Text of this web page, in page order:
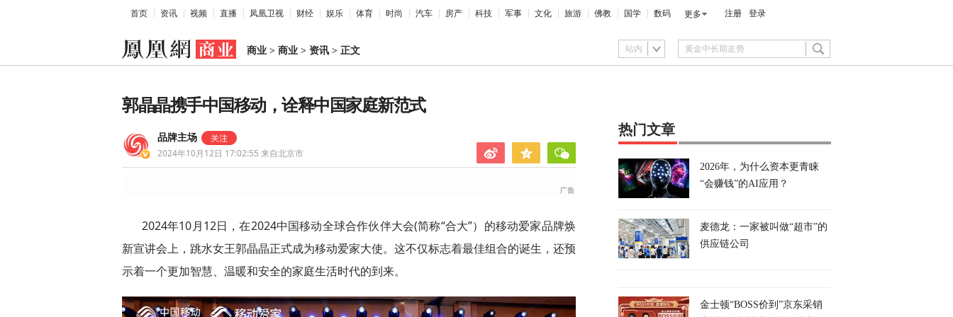
首页 资讯 视频 直播 凤凰卫视 财经 娱乐 体育 时尚 汽车 房产 科技 军事 文化 旅游 佛教 国学 数码 更多 注册 登录
商业 > 商业 > 资讯 > 正文 站内
郭晶晶携手中国移动，诠释中国家庭新范式
品牌主场
2024年10月12日 17:02:55 来自北京市
2024年10月12日，在2024中国移动全球合作伙伴大会(简称“合大”）的移动爱家品牌焕
新宣讲会上，跳水女王郭晶晶正式成为移动爱家大使。这不仅标志着最佳组合的诞生，还预
示着一个更加智慧、温暖和安全的家庭生活时代的到来。
热门文章
2026年，为什么资本更青睐
“会赚钱”的AI应用？
麦德龙：一家被叫做“超市”的
供应链公司
金士顿“BOSS价到”京东采销